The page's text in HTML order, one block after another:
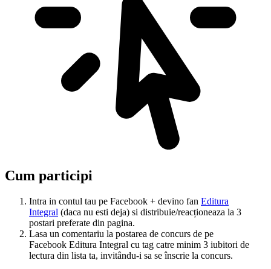
Cum participi
Intra in contul tau pe Facebook + devino fan Editura
Integral (daca nu esti deja) si distribuie/reacționeaza la 3
postari preferate din pagina.
Lasa un comentariu la postarea de concurs de pe
Facebook Editura Integral cu tag catre minim 3 iubitori de
lectura din lista ta, invitându-i sa se înscrie la concurs.